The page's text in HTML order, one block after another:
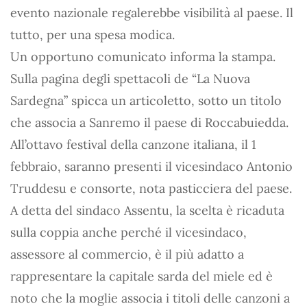
evento nazionale regalerebbe visibilità al paese. Il
tutto, per una spesa modica.
Un opportuno comunicato informa la stampa.
Sulla pagina degli spettacoli de “La Nuova
Sardegna” spicca un articoletto, sotto un titolo
che associa a Sanremo il paese di Roccabuiedda.
All’ottavo festival della canzone italiana, il 1
febbraio, saranno presenti il vicesindaco Antonio
Truddesu e consorte, nota pasticciera del paese.
A detta del sindaco Assentu, la scelta è ricaduta
sulla coppia anche perché il vicesindaco,
assessore al commercio, è il più adatto a
rappresentare la capitale sarda del miele ed è
noto che la moglie associa i titoli delle canzoni a